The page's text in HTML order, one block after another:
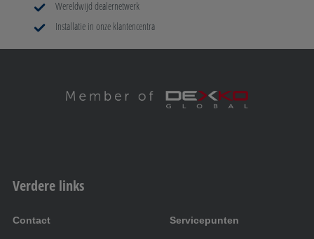
Wereldwijd dealernetwerk
Installatie in onze klantencentra
Verdere links
Contact Servicepunten